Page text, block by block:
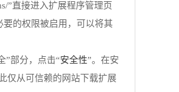
”直接进入扩展程序管理页
要的权限被启用，可以将其
”部分，点击“安全性”。在安
仅从可信赖的网站下载扩展